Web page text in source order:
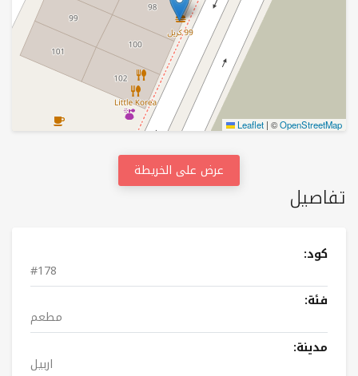
تفاصيل
كود:
#178
فئة:
مطعم
مدينة:
اربيل
Leaflet | ©OpenStreetMap
عرض على الخريطة